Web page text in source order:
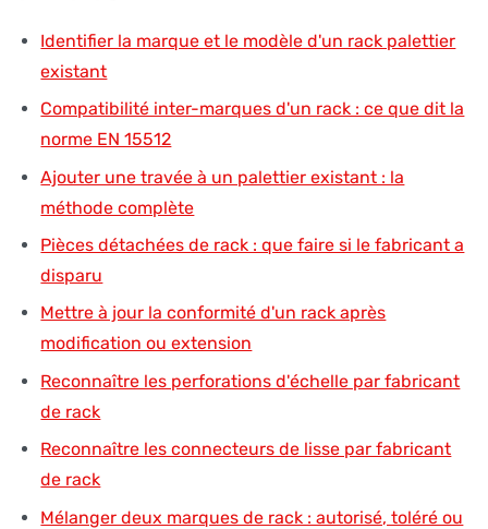
Identifier la marque et le modèle d'un rack palettier
existant
Compatibilité inter-marques d'un rack : ce que dit la
norme EN 15512
Ajouter une travée à un palettier existant : la
méthode complète
Pièces détachées de rack : que faire si le fabricant a
disparu
Mettre à jour la conformité d'un rack après
modification ou extension
Reconnaître les perforations d'échelle par fabricant
de rack
Reconnaître les connecteurs de lisse par fabricant
de rack
Mélanger deux marques de rack : autorisé, toléré ou